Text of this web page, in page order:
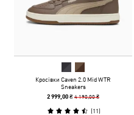
Кросівки Caven 2.0 Mid WTR
Sneakers
2 999,00 ₴4 190,00 ₴
(11)